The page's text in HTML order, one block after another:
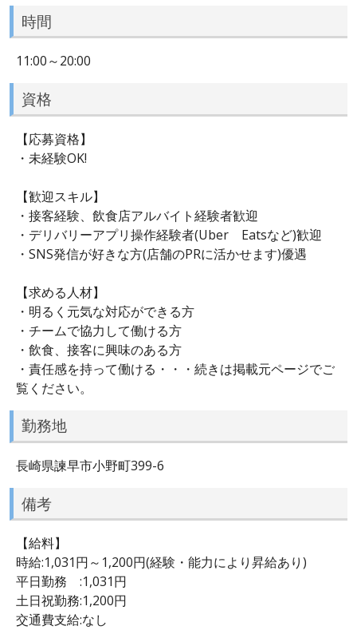
時間
11:00～20:00
資格
【応募資格】
・未経験OK!
【歓迎スキル】
・接客経験、飲食店アルバイト経験者歓迎
・デリバリーアプリ操作経験者(Uber Eatsなど)歓迎
・SNS発信が好きな方(店舗のPRに活かせます)優遇
【求める人材】
・明るく元気な対応ができる方
・チームで協力して働ける方
・飲食、接客に興味のある方
・責任感を持って働ける・・・続きは掲載元ページでご
覧ください。
勤務地
長崎県諫早市小野町399-6
備考
【給料】
時給:1,031円～1,200円(経験・能力により昇給あり)
平日勤務 :1,031円
土日祝勤務:1,200円
交通費支給:なし